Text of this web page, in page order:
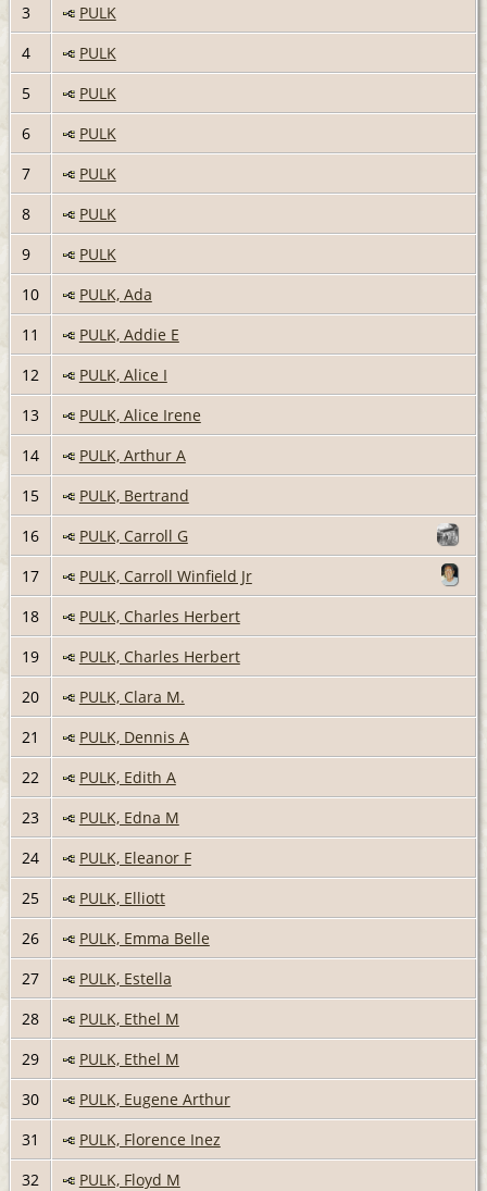
3
PULK
4
PULK
5
PULK
6
PULK
7
PULK
8
PULK
9
PULK
10
PULK, Ada
11
PULK, Addie E
12
PULK, Alice I
13
PULK, Alice Irene
14
PULK, Arthur A
15
PULK, Bertrand
16
PULK, Carroll G
17
PULK, Carroll Winfield Jr
18
PULK, Charles Herbert
19
PULK, Charles Herbert
20
PULK, Clara M.
21
PULK, Dennis A
22
PULK, Edith A
23
PULK, Edna M
24
PULK, Eleanor F
25
PULK, Elliott
26
PULK, Emma Belle
27
PULK, Estella
28
PULK, Ethel M
29
PULK, Ethel M
30
PULK, Eugene Arthur
31
PULK, Florence Inez
32
PULK, Floyd M